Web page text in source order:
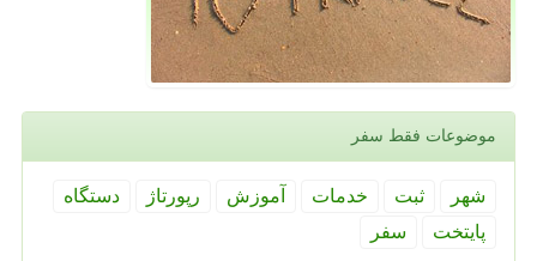
موضوعات فقط سفر
شهر ثبت خدمات آموزش رپورتاژ
دستگاه
پایتخت
سفر